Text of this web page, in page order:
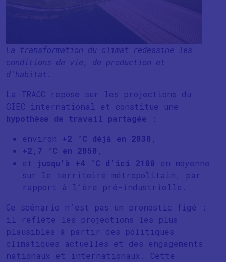
La transformation du climat redessine les
conditions de vie, de production et
d’habitat.
La TRACC repose sur les projections du
GIEC international et constitue une
hypothèse de travail partagée :
environ +2 °C déjà en 2030 ,
+2,7 °C en 2050 ,
et jusqu’à +4 °C d’ici 2100 en moyenne
sur le territoire métropolitain, par
rapport à l’ère pré-industrielle.
Ce scénario n’est pas un pronostic figé :
il reflète les projections les plus
plausibles à partir des politiques
climatiques actuelles et des engagements
nationaux et internationaux. Cette